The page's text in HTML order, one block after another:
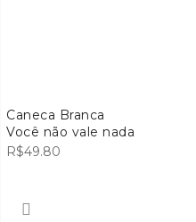
Caneca Branca
Você não vale nada
R$49.80